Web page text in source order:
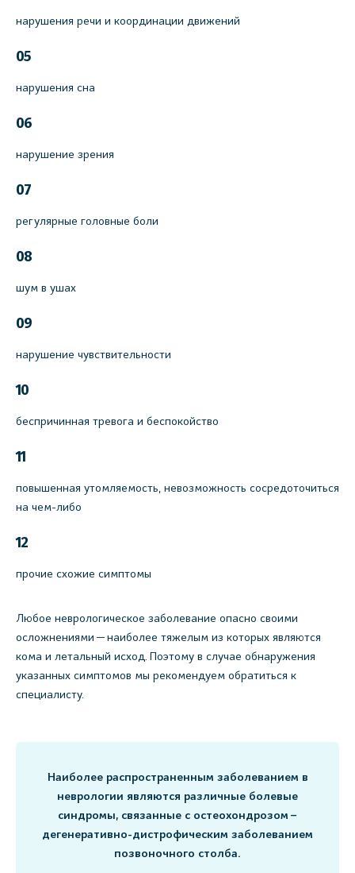
нарушения речи и координации движений
05
нарушения сна
06
нарушение зрения
07
регулярные головные боли
08
шум в ушах
09
нарушение чувствительности
10
беспричинная тревога и беспокойство
11
повышенная утомляемость, невозможность сосредоточиться
на чем-либо
12
прочие схожие симптомы
Любое неврологическое заболевание опасно своими
осложнениями — наиболее тяжелым из которых являются
кома и летальный исход. Поэтому в случае обнаружения
указанных симптомов мы рекомендуем обратиться к
специалисту.
Наиболее распространенным заболеванием в
неврологии являются различные болевые
синдромы, связанные с остеохондрозом –
дегенеративно-дистрофическим заболеванием
позвоночного столба.